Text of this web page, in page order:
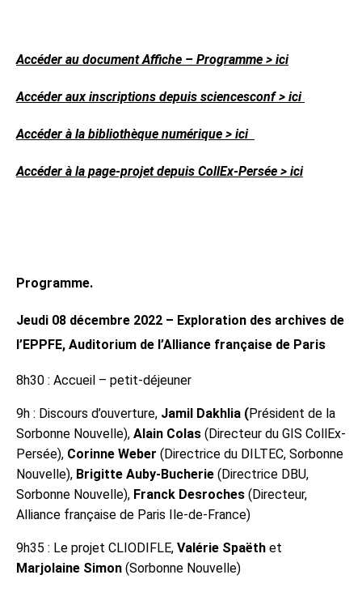
Accéder au document Affiche – Programme > ici
Accéder aux inscriptions depuis sciencesconf > ici
Accéder à la bibliothèque numérique > ici
Accéder à la page-projet depuis CollEx-Persée > ici
Programme.
Jeudi 08 décembre 2022 – Exploration des archives de
l’EPPFE, Auditorium de l’Alliance française de Paris
8h30 : Accueil – petit-déjeuner
9h : Discours d’ouverture, Jamil Dakhlia (Président de la
Sorbonne Nouvelle), Alain Colas (Directeur du GIS CollEx-
Persée), Corinne Weber (Directrice du DILTEC, Sorbonne
Nouvelle), Brigitte Auby-Bucherie (Directrice DBU,
Sorbonne Nouvelle), Franck Desroches (Directeur,
Alliance française de Paris Ile-de-France)
9h35 : Le projet CLIODIFLE, Valérie Spaëth et
Marjolaine Simon (Sorbonne Nouvelle)